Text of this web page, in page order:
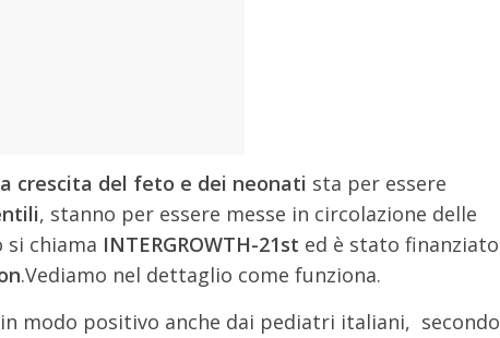
crescita del feto e dei neonati sta per essere
, stanno per essere messe in circolazione delle
chiama INTERGROWTH-21st ed è stato finanziato
.Vediamo nel dettaglio come funziona.
modo positivo anche dai pediatri italiani, secondo